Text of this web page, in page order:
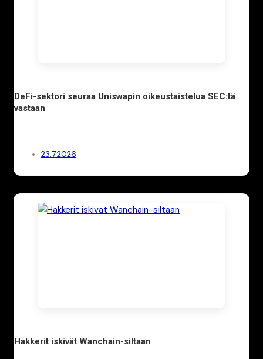
DeFi-sektori seuraa Uniswapin oikeustaistelua SEC:tä
vastaan
23.7.2026
Hakkerit iskivät Wanchain-siltaan